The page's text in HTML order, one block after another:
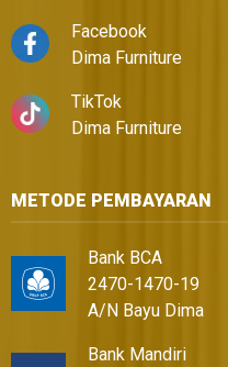
Facebook
Dima Furniture
TikTok
Dima Furniture
METODE PEMBAYARAN
Bank BCA
2470-1470-19
A/N Bayu Dima
Bank Mandiri